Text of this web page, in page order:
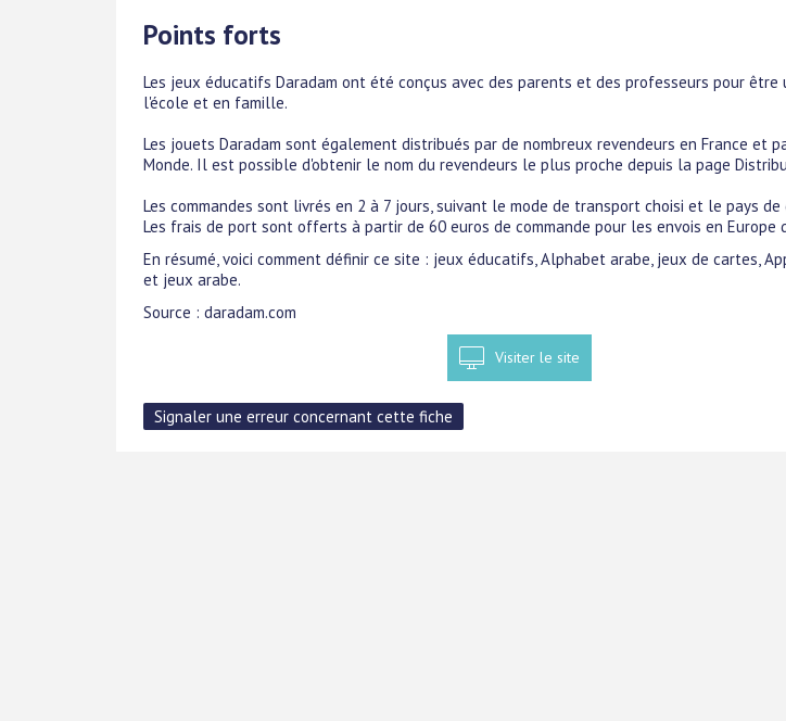
Points forts
Les jeux éducatifs Daradam ont été conçus avec des parents et des professeurs pour être
l'école et en famille.
Les jouets Daradam sont également distribués par de nombreux revendeurs en France et
Monde. Il est possible d'obtenir le nom du revendeurs le plus proche depuis la page
Les commandes sont livrés en 2 à 7 jours, suivant le mode de transport choisi et le pays
Les frais de port sont offerts à partir de 60 euros de commande pour les envois en Europe
En résumé, voici comment définir ce site : jeux éducatifs, Alphabet arabe, jeux de cartes,
et jeux arabe.
Source : daradam.com
Visiter le site